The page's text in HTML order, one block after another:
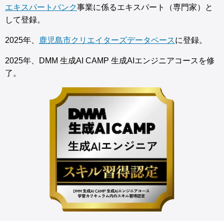
エキスパートバンク事業に係るエキスパート（専門家）と
して登録。
2025年、 鹿児島市クリエイターズデータベースに登録。
2025年、DMM 生成AI CAMP 生成AIエンジニアコースを修
了。